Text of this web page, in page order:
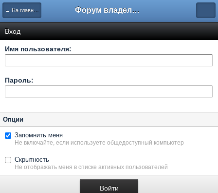
← На главную Форум владельцев интернет-магазинов
Вход
Имя пользователя:
Пароль:
Опции
Запомнить меня
Не включайте, если используете общедоступный компьютер
Скрытность
Не отображать меня в списке активных пользователей